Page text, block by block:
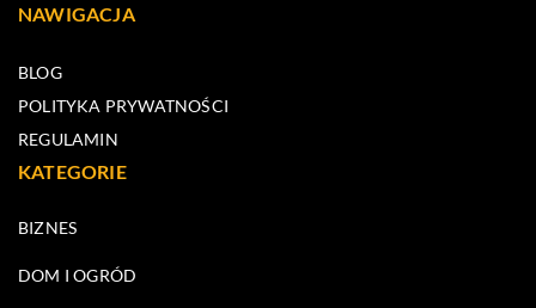
NAWIGACJA
BLOG
POLITYKA PRYWATNOŚCI
REGULAMIN
KATEGORIE
BIZNES
DOM I OGRÓD